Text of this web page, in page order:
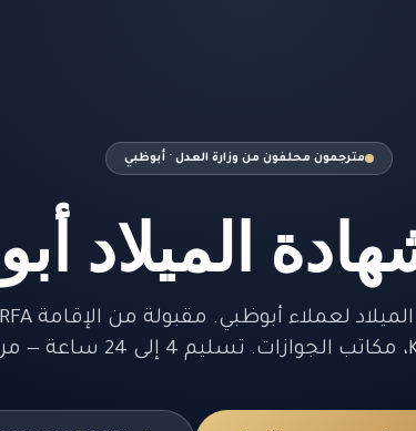
مترجمون محلفون من وزارة العدل · أبوظبي
الميلاد